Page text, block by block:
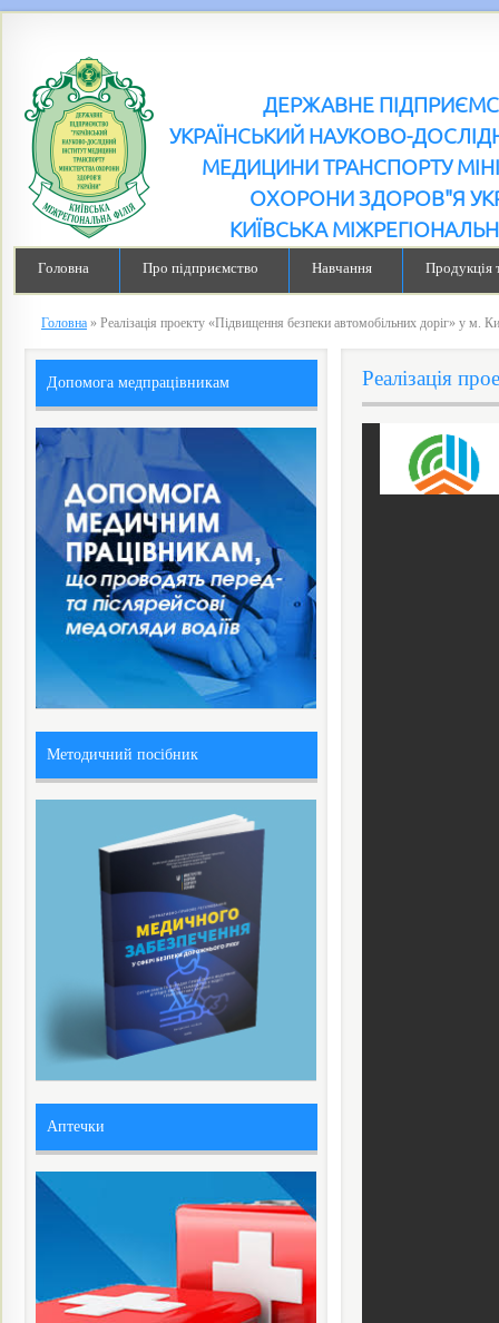
ДЕРЖАВНЕ
УКРАЇНСЬКИЙ НАУКОВО-
МЕДИЦИНИ ТРАНСПОРТУ
ОХОРОНИ ЗДОРОВ"Я
КИЇВСЬКА
Головна Про підприємство Навчання Продукція
Головна » Реалізація проекту «Підвищення безпеки автомобільних доріг» у м.
Реалізація
Допомога медпрацівникам
Методичний посібник
Аптечки